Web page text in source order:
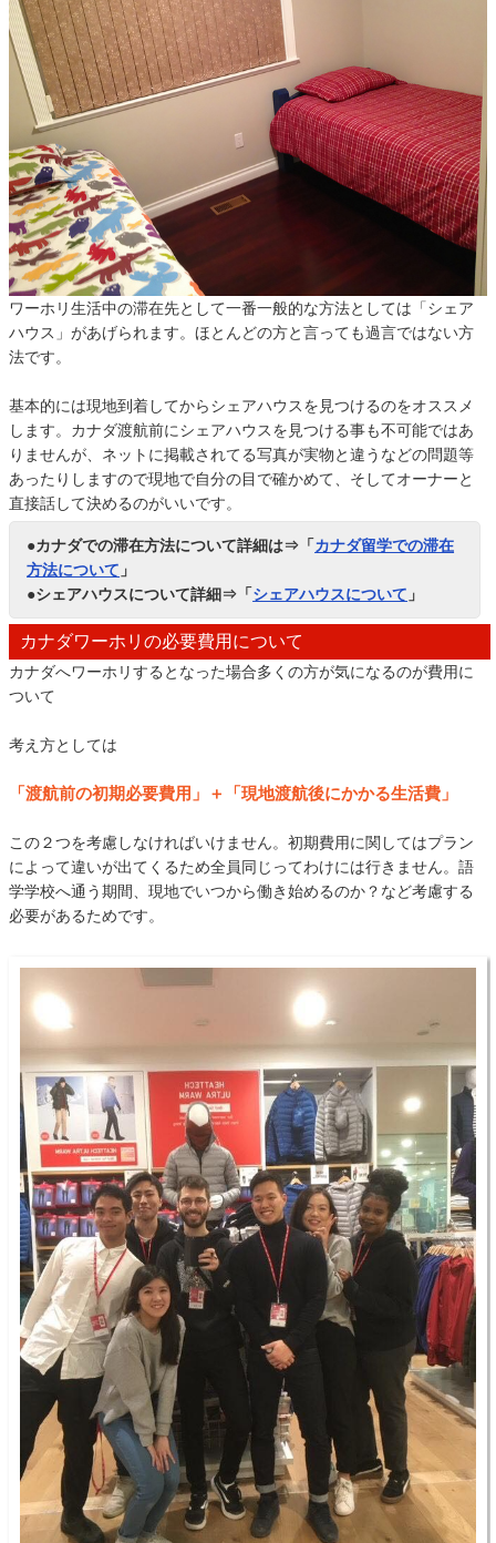
ワーホリ生活中の滞在先として一番一般的な方法としては「シェア
ハウス」があげられます。ほとんどの方と言っても過言ではない方
法です。
基本的には現地到着してからシェアハウスを見つけるのをオススメ
します。カナダ渡航前にシェアハウスを見つける事も不可能ではあ
りませんが、ネットに掲載されてる写真が実物と違うなどの問題等
あったりしますので現地で自分の目で確かめて、そしてオーナーと
直接話して決めるのがいいです。
●カナダでの滞在方法について詳細は⇒「カナダ留学での滞在
方法について 」
●シェアハウスについて詳細⇒「シェアハウスについて 」
カナダワーホリの必要費用について
カナダへワーホリするとなった場合多くの方が気になるのが費用に
ついて
考え方としては
「渡航前の初期必要費用」＋「現地渡航後にかかる生活費」
この２つを考慮しなければいけません。初期費用に関してはプラン
によって違いが出てくるため全員同じってわけには行きません。語
学学校へ通う期間、現地でいつから働き始めるのか？など考慮する
必要があるためです。